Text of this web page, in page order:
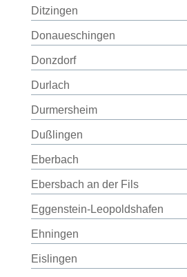
Ditzingen
Donaueschingen
Donzdorf
Durlach
Durmersheim
Dußlingen
Eberbach
Ebersbach an der Fils
Eggenstein-Leopoldshafen
Ehningen
Eislingen